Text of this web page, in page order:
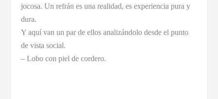
jocosa. Un refrán es una realidad, es experiencia pura y
dura.
Y aquí van un par de ellos analizándolo desde el punto
de vista social.
– Lobo con piel de cordero.